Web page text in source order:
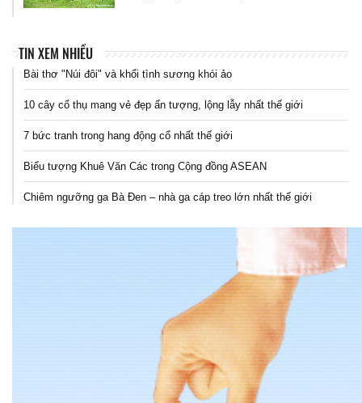
TIN XEM NHIỀU
Bài thơ "Núi đôi" và khối tình sương khói ảo
10 cây cổ thụ mang vẻ đẹp ấn tượng, lộng lẫy nhất thế giới
7 bức tranh trong hang động cổ nhất thế giới
Biểu tượng Khuê Văn Các trong Cộng đồng ASEAN
Chiêm ngưỡng ga Bà Đen – nhà ga cáp treo lớn nhất thế giới